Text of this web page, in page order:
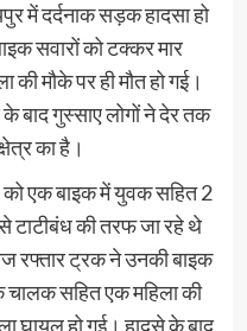
में दर्दनाक सड़क हादसा हो
सवारों को टक्कर मार
मौके पर ही मौत हो गई।
बाद गुस्साए लोगों ने देर तक
का है।
को एक बाइक में युवक सहित 2
से टाटीबंध की तरफ जा रहे थे
रफ्तार ट्रक ने उनकी बाइक
चालक सहित एक महिला की
घायल हो गई। हादसे के बाद